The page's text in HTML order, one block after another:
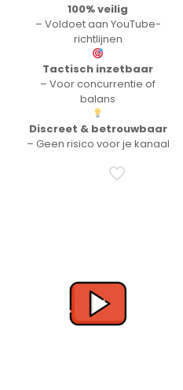
100% veilig
– Voldoet aan YouTube-
richtlijnen
Tactisch inzetbaar
– Voor concurrentie of
balans
Discreet & betrouwbaar
– Geen risico voor je kanaal